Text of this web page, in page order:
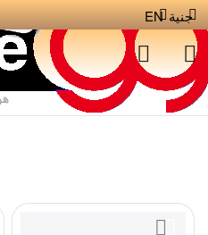
جنية EN